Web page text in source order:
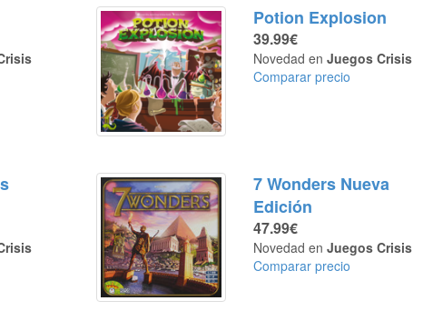
Potion Explosion
39.99€
Novedad enJuegos Crisis
Comparar precio
7 Wonders Nueva
Edición
47.99€
Novedad enJuegos Crisis
Comparar precio